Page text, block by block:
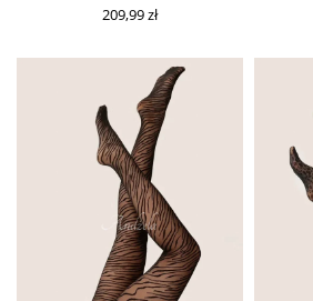
209,99 zł